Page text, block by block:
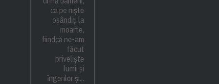
ca pe niște
osândiți la
moarte,
fiindcă ne-am
făcut
priveliște
lumii și
îngerilor și...